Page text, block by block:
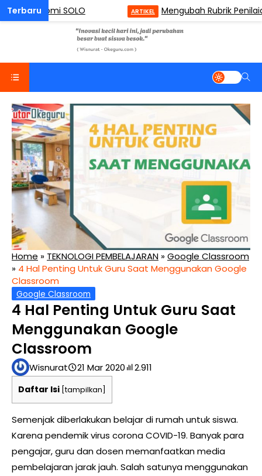
SOLO ARTIKEL Mengubah Rubrik Penilaian
Home » TEKNOLOGI PEMBELAJARAN »Google Classroom
» 4 Hal Penting Untuk Guru Saat Menggunakan Google
Classroom
Google Classroom
4 Hal Penting Untuk Guru Saat
Menggunakan Google
Classroom
Wisnurat 21 Mar 2020 2.911
Daftar Isi [tampilkan
Semenjak diberlakukan belajar di rumah untuk siswa.
Karena pendemik virus corona COVID-19. Banyak para
pengajar, guru dan dosen memanfaatkan media
pembelajaran jarak jauh. Salah satunya menggunakan